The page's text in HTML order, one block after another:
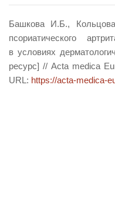
Башкова И.Б.,
псориатического
в условиях
ресурс] // Acta medica
URL: https://acta-medica-